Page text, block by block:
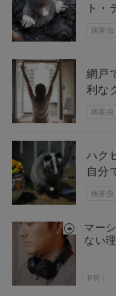
病害虫
ト・
病害虫
網戸
利な
病害虫
ハク
自分
マー
ない
PR